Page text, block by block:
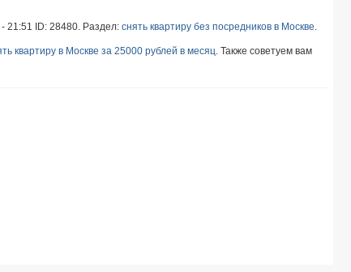
21:51 ID: 28480. Раздел: снять квартиру без посредников в Москве
квартиру в Москве за 25000 рублей в месяц . Также советуем вам